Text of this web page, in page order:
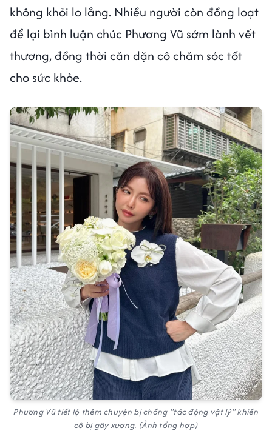
không khỏi lo lắng. Nhiều người còn đồng loạt
để lại bình luận chúc Phương Vũ sớm lành vết
thương, đồng thời căn dặn cô chăm sóc tốt
cho sức khỏe.
Phương Vũ tiết lộ thêm chuyện bị chồng "tác động vật lý" khiến
cô bị gãy xương. (Ảnh tổng hợp)